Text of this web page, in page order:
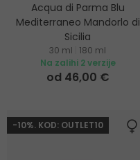
Acqua di Parma Blu
Mediterraneo Mandorlo di
Sicilia
Toaletna voda
30 ml
180 ml
Na zalihi 2 verzije
od 46,00 €
-10%. KOD: OUTLET10